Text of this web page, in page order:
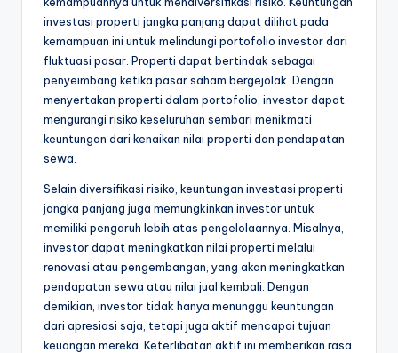
investasi properti jangka panjang dapat dilihat pada
kemampuan ini untuk melindungi portofolio investor dari
fluktuasi pasar. Properti dapat bertindak sebagai
penyeimbang ketika pasar saham bergejolak. Dengan
menyertakan properti dalam portofolio, investor dapat
mengurangi risiko keseluruhan sembari menikmati
keuntungan dari kenaikan nilai properti dan pendapatan
sewa.
Selain diversifikasi risiko, keuntungan investasi properti
jangka panjang juga memungkinkan investor untuk
memiliki pengaruh lebih atas pengelolaannya. Misalnya,
investor dapat meningkatkan nilai properti melalui
renovasi atau pengembangan, yang akan meningkatkan
pendapatan sewa atau nilai jual kembali. Dengan
demikian, investor tidak hanya menunggu keuntungan
dari apresiasi saja, tetapi juga aktif mencapai tujuan
keuangan mereka. Keterlibatan aktif ini memberikan rasa